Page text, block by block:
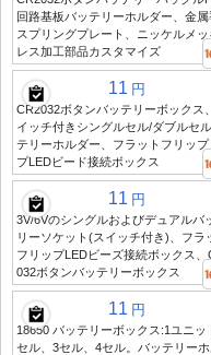
回路基板バッテリーホルダー、金
スプリングプレート、ニッケルメ
レス加工部品カスタマイズ
11 円
CR2032ボタンバッテリーボックス
イッチ付きシングルセル/ダブルセ
テリーホルダー、フラットフリップ
プLEDビード接続ボックス
11 円
3V/6Vのシングルおよびデュアルバ
リーソケット(スイッチ付き)、フラ
フリップLEDビーズ接続ボックス、
032ボタンバッテリーボックス
11 円
18650 バッテリーボックス:1ユニッ
セル、3セル、4セル。バッテリー